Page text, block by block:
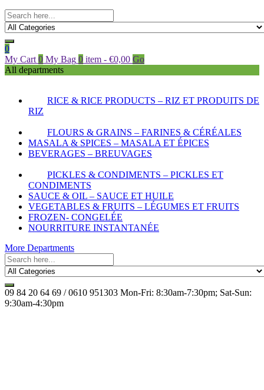
0
My Cart 0 My Bag 0 item - €0,00 Go
All departments
RICE & RICE PRODUCTS – RIZ ET PRODUITS DE
RIZ
FLOURS & GRAINS – FARINES & CÉRÉALES
MASALA & SPICES – MASALA ET ÉPICES
BEVERAGES – BREUVAGES
PICKLES & CONDIMENTS – PICKLES ET
CONDIMENTS
SAUCE & OIL – SAUCE ET HUILE
VEGETABLES & FRUITS – LÉGUMES ET FRUITS
FROZEN- CONGELÉE
NOURRITURE INSTANTANÉE
More Departments
09 84 20 64 69 / 0610 951303 Mon-Fri: 8:30am-7:30pm; Sat-Sun:
9:30am-4:30pm